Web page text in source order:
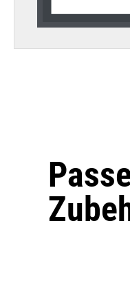
Produktgalerie